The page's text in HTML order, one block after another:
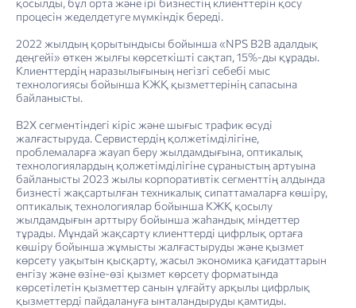
процесін жеделдетуге мүмкіндік береді.
2022 жылдың қорытындысы бойынша «NPS В2В адалдық
деңгейі» өткен жылғы көрсеткішті сақтап, 15%-ды құрады.
Клиенттердің наразылығының негізгі себебі мыс
технологиясы бойынша КЖҚ қызметтерінің сапасына
байланысты.
В2Х сегментіндегі кіріс және шығыс трафик өсуді
жалғастыруда. Сервистердің қолжетімділігіне,
проблемаларға жауап беру жылдамдығына, оптикалық
технологиялардың қолжетімділігіне сұраныстың артуына
байланысты 2023 жылы корпоративтік сегменттің алдында
бизнесті жақсартылған техникалық сипаттамаларға көшіру,
оптикалық технологиялар бойынша КЖҚ қосылу
жылдамдығын арттыру бойынша жаһандық міндеттер
тұрады. Мұндай жақсарту клиенттерді цифрлық ортаға
көшіру бойынша жұмысты жалғастыруды және қызмет
көрсету уақытын қысқарту, жасыл экономика қағидаттарын
енгізу және өзіне-өзі қызмет көрсету форматында
көрсетілетін қызметтер санын ұлғайту арқылы цифрлық
қызметтерді пайдалануға ынталандыруды қамтиды.